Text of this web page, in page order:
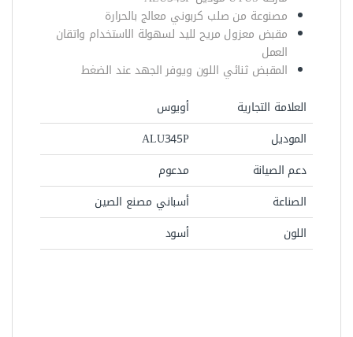
مصنوعة من صلب كربوني معالج بالحرارة
مقبض معزول مريح لليد لسهولة الاستخدام واتقان
العمل
المقبض ثنائي اللون ويوفر الجهد عند الضغط
العلامة التجارية
أويوس
الموديل
ALU345P
دعم الصيانة
مدعوم
الصناعة
أسباني مصنع الصين
اللون
أسود